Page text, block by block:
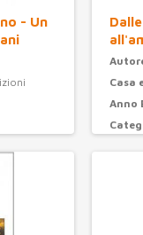
- Un
Casa
Anno